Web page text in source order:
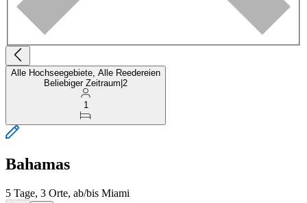
Alle Hochseegebiete, Alle Reedereien
Beliebiger Zeitraum 2
1
Bahamas
5 Tage, 3 Orte, ab/bis Miami